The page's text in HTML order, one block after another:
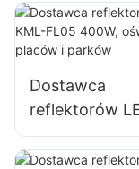
oświetlenia
parkingów i
powierzchni
Dostawca
reflektorów
KML-FL05
oświetlenie